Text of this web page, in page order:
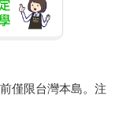
僅限台灣本島。注